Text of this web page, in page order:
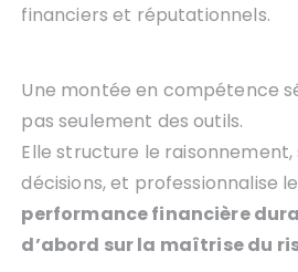
financiers et réputationnels.
Une montée en compétence
pas seulement des outils.
Elle structure le raisonnement,
décisions, et professionnalise
performance financière
d’abord sur la maîtrise du